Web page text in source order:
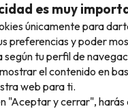
disponibles
es muy
únicamente para
preferencias y poder
según tu perfil de
el contenido en
web para ti.
"Aceptar y cerrar",